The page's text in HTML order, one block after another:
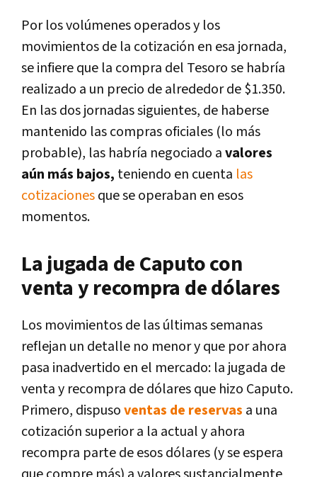
Por los volúmenes operados y los
movimientos de la cotización en esa jornada,
se infiere que la compra del Tesoro se habría
realizado a un precio de alrededor de $1.350.
En las dos jornadas siguientes, de haberse
mantenido las compras oficiales (lo más
probable), las habría negociado avalores
aún más bajos, teniendo en cuenta las
cotizacionesque se operaban en esos
momentos.
La jugada de Caputo con
venta y recompra de dólares
Los movimientos de las últimas semanas
reflejan un detalle no menor y que por ahora
pasa inadvertido en el mercado: la jugada de
venta y recompra de dólares que hizo Caputo.
Primero, dispusoventas de reservas a una
cotización superior a la actual y ahora
recompra parte de esos dólares (y se espera